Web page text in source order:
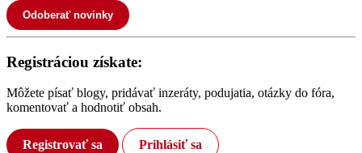
Odoberať novinky
Registráciou získate:
Môžete písať blogy, pridávať inzeráty, podujatia, otázky do fóra,
komentovať a hodnotiť obsah.
Registrovať sa Prihlásiť sa